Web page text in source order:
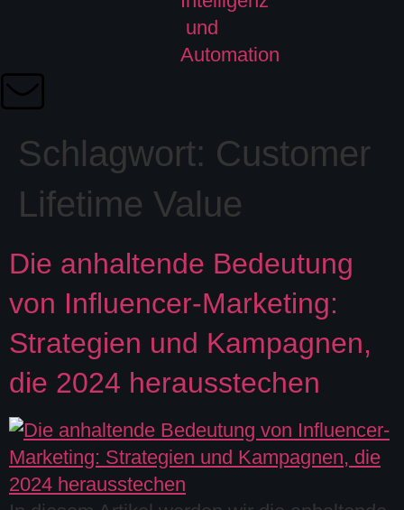
Schlagwort: Customer
Lifetime Value
Die anhaltende Bedeutung
von Influencer-Marketing:
Strategien und Kampagnen,
die 2024 herausstechen